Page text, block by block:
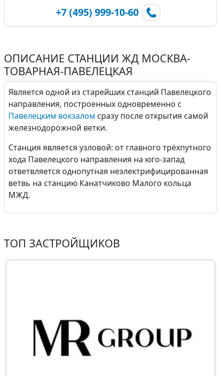
+7 (495) 999-10-60
ОПИСАНИЕ СТАНЦИИ ЖД МОСКВА-
ТОВАРНАЯ-ПАВЕЛЕЦКАЯ
Является одной из старейших станций Павелецкого
направления, построенных одновременно с
Павелецким вокзалом сразу после открытия самой
железнодорожной ветки.
Станция является узловой: от главного трёхпутного
хода Павелецкого направления на юго-запад
ответвляется однопутная неэлектрифицированная
ветвь на станцию Канатчиково Малого кольца
МЖД.
ТОП ЗАСТРОЙЩИКОВ